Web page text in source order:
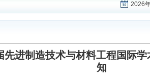
2026
先进制造技术与材料工程国际
知